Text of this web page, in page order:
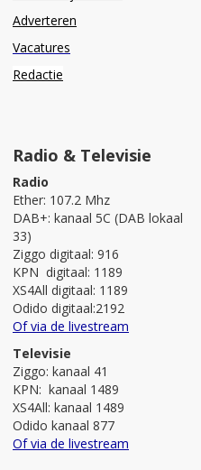
Adverteren
Vacatures
Redactie
Radio & Televisie
Radio
Ether: 107.2 Mhz
DAB+: kanaal 5C (DAB lokaal
33)
Ziggo digitaal: 916
KPN digitaal: 1189
XS4All digitaal: 1189
Odido digitaal:2192
Of via de livestream
Televisie
Ziggo: kanaal 41
KPN: kanaal 1489
XS4All: kanaal 1489
Odido kanaal 877
Of via de livestream